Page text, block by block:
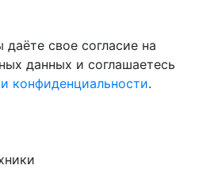
свое согласие на
данных и соглашаетесь
конфиденциальности.